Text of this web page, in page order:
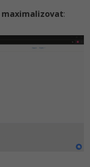
maximalizovat: